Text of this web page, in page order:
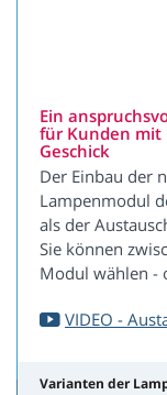
Ein
für Kunden mit
Geschick
Der Einbau der
Lampenmodul
als der
Sie können
Modul wählen -
VIDEO -
Varianten der